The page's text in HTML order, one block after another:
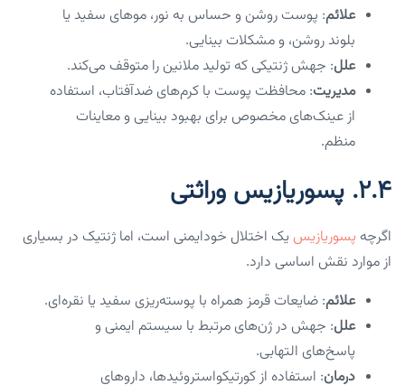
علائم: پوست روشن و حساس به نور، موهای سفید یا
بلوند روشن، و مشکلات بینایی.
علل: جهش ژنتیکی که تولید ملانین را متوقف می‌کند.
مدیریت: محافظت پوست با کرم‌های ضدآفتاب، استفاده
از عینک‌های مخصوص برای بهبود بینایی و معاینات
منظم.
۲.۴. پسوریازیس وراثتی
اگرچه پسوریازیس یک اختلال خودایمنی است، اما ژنتیک در بسیاری
از موارد نقش اساسی دارد.
علائم: ضایعات قرمز همراه با پوسته‌ریزی سفید یا نقره‌ای.
علل: جهش در ژن‌های مرتبط با سیستم ایمنی و
پاسخ‌های التهابی.
درمان: استفاده از کورتیکواستروئیدها، داروهای